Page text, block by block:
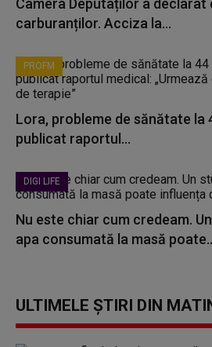
Camera Deputaților a declarat
carburanților. Acciza la...
PROFM
Lora, probleme de sănătate la
publicat raportul...
DIGI LIFE
Nu este chiar cum credeam.
apa consumată la masă
ULTIMELE ȘTIRI DIN